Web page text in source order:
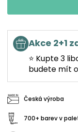
Akce 2+1
⭐ Kupte 3
budete mít
Česká výroba
700+ barev v